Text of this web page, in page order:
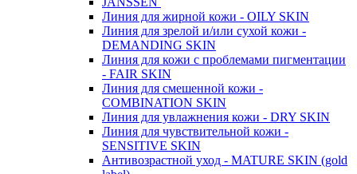
Линия для жирной кожи - OILY SKIN
Линия для зрелой и/или сухой кожи -
DEMANDING SKIN
Линия для кожи с проблемами пигментации
- FAIR SKIN
Линия для смешенной кожи -
COMBINATION SKIN
Линия для увлажнения кожи - DRY SKIN
Линия для чувствительной кожи -
SENSITIVE SKIN
Антивозрастной уход - MATURE SKIN (gold